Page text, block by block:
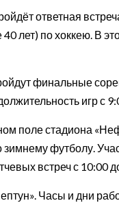
ответная
лет) по хоккею. В
финальные
игр с
поле стадиона
футболу.
встреч с 10:00
Часы и дни